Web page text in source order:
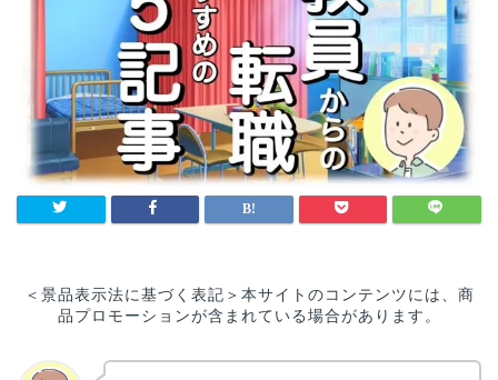
＜景品表示法に基づく表記＞本サイトのコンテンツには、商
品プロモーションが含まれている場合があります。